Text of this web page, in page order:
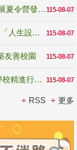
115-08-07
跨越限制，探索潛能！115年多元潛能發展夏令營發掘生命無限可能
115-08-07
高齡不是終點而是夢想起點！教育部打造「人生設計夢工場」 參展第3屆高齡健康產業博覽會
115-08-07
友善校園
115-08-07
強化學習歷程檔案推動效能 國教署攜手學校精進行政與教學支持
RSS 更多